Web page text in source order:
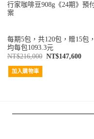
行家咖啡豆908g《24期》預
案
每期5包，共120包，贈15包
均每包1093.3元
NT$216,000 NT$147,600
加入購物車